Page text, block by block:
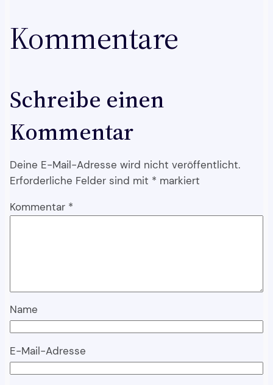
Kommentare
Schreibe einen
Kommentar
Deine E-Mail-Adresse wird nicht veröffentlicht.
Erforderliche Felder sind mit * markiert
Kommentar *
Name
E-Mail-Adresse